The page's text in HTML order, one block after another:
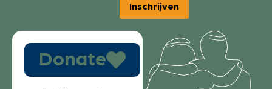
Inschrijven
Donate